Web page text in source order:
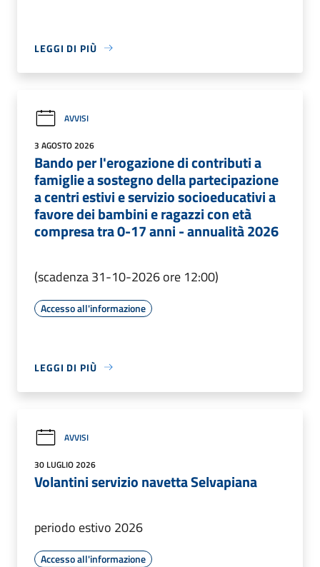
LEGGI DI PIÙ
AVVISI
3 AGOSTO 2026
Bando per l'erogazione di contributi a
famiglie a sostegno della partecipazione
a centri estivi e servizio socioeducativi a
favore dei bambini e ragazzi con età
compresa tra 0-17 anni - annualità 2026
(scadenza 31-10-2026 ore 12:00)
Accesso all'informazione
LEGGI DI PIÙ
AVVISI
30 LUGLIO 2026
Volantini servizio navetta Selvapiana
periodo estivo 2026
Accesso all'informazione